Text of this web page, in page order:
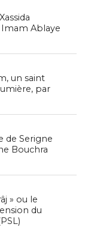
Imam Ablaye
un saint
par
de Serigne
Bouchra
» ou le
du